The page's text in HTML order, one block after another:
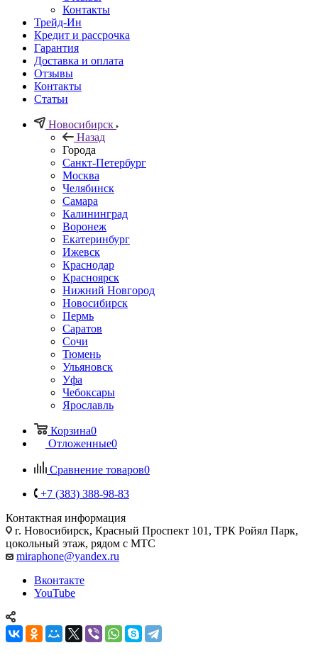
Контакты
Трейд-Ин
Кредит и рассрочка
Гарантия
Доставка и оплата
Отзывы
Контакты
Статьи
Новосибирск
Назад
Города
Санкт-Петербург
Москва
Челябинск
Самара
Калининград
Воронеж
Екатеринбург
Ижевск
Краснодар
Красноярск
Нижний Новгород
Новосибирск
Пермь
Саратов
Сочи
Тюмень
Ульяновск
Уфа
Чебоксары
Ярославль
Корзина0
Отложенные0
Сравнение товаров0
+7 (383) 388-98-83
Контактная информация
г. Новосибирск, Красный Проспект 101, ТРК Ройял Парк,
цокольный этаж, рядом с МТС
miraphone@yandex.ru
Вконтакте
YouTube